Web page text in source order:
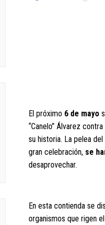
El próximo 6 de mayo
“Canelo” Álvarez
su historia. La pelea
gran celebración, se
desaprovechar.
En esta contienda se
organismos que rigen